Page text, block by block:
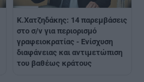
Κ.Χατζηδάκης: 14 παρεμβάσεις
στο σ/ν για περιορισμό
γραφειοκρατίας - Ενίσχυση
διαφάνειας και αντιμετώπιση
του βαθέως κράτους